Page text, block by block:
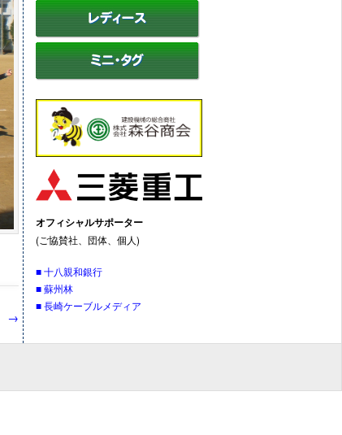
→
オフィシャルサポーター
(ご協賛社、団体、個人)
■ 十八親和銀行
■ 蘇州林
■ 長崎ケーブルメディア